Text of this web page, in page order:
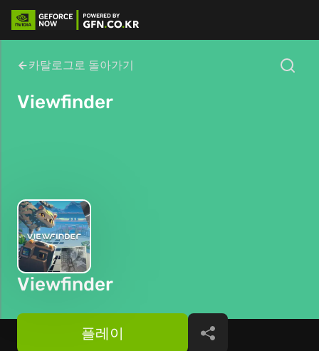
카탈로그로 돌아가기
Viewfinder
Viewfinder
플레이 공유